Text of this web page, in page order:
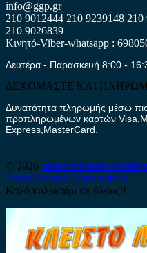
info@ggp.gr
210 9012444 210 9239148 210
210 9026839
Κινητό-Viber-whatsapp :
Δευτέρα - Παρασκευή 8:00 -
ΔΕΧΟΜΑΣΤΕ ΚΑΙ
Δυνατότητα πληρωμής μέσω
προπληρωμένων καρτών
Express,MasterCard.
© 2026
Ανταλλακτικά Αυτοκινήτων
Καλό καλοκαίρι σε όλους!!